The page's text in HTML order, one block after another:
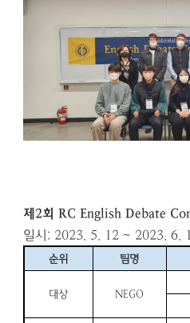
제2회 RC English Debate
일시 : 2023. 5. 12 ~ 2023. 6. 1
순위 팀명
대상 NEGO